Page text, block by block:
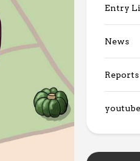
Entry
News
Reports
youtube